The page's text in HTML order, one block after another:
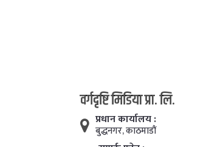
वर्गदृष्टि मिडिया प्रा. लि.
प्रधान कार्यालय :
बुद्धनगर, काठमाडाैं